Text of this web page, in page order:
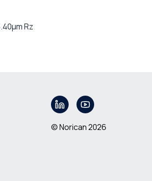
Rz
© Norican 2026